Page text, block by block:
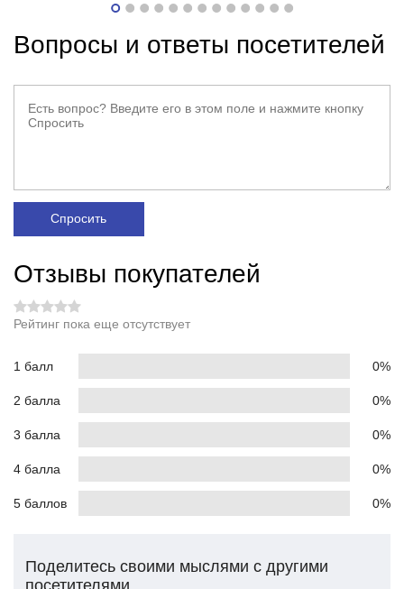
Вопросы и ответы посетителей
Спросить
Отзывы покупателей
Рейтинг пока еще отсутствует
1 балл 0%
2 балла 0%
3 балла 0%
4 балла 0%
5 баллов 0%
Поделитесь своими мыслями с другими
посетителями